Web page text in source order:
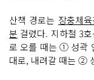
산책 경로는 장충체
분 걸렸다. 지하철 3
로 오를 때는 ① 성곽
대로, 내려갈 때는 ②